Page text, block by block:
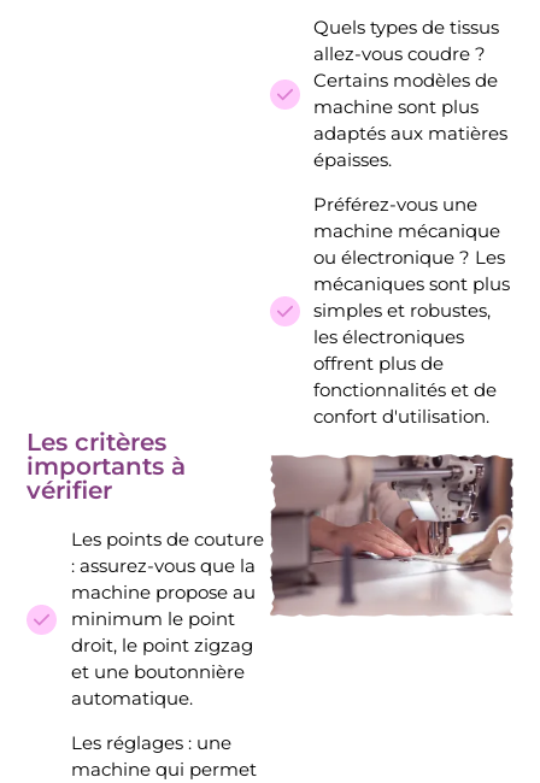
Quels types de tissus
allez-vous coudre ?
Certains modèles de
machine sont plus
adaptés aux matières
épaisses.
Préférez-vous une
machine mécanique
ou électronique ? Les
mécaniques sont plus
simples et robustes,
les électroniques
offrent plus de
fonctionnalités et de
confort d'utilisation.
Les critères
importants à
vérifier
Les points de couture
: assurez-vous que la
machine propose au
minimum le point
droit, le point zigzag
et une boutonnière
automatique.
Les réglages : une
machine qui permet